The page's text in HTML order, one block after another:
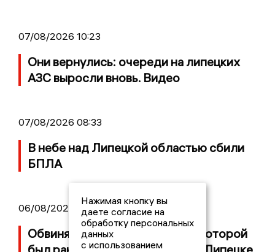
07/08/2026 10:23
Они вернулись: очереди на липецких
АЗС выросли вновь. Видео
07/08/2026 08:33
В небе над Липецкой областью сбили
БПЛА
06/08/2026 13:12
Обвиняемого в стрельбе, при которой
Нажимая кнопку вы
даете согласие на
обработку персональных
данных
с использованием